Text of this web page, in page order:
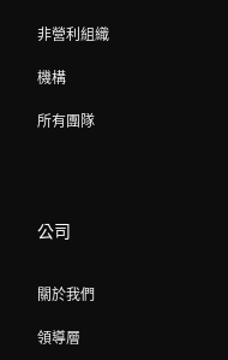
非營利組織
機構
所有團隊
公司
關於我們
領導層